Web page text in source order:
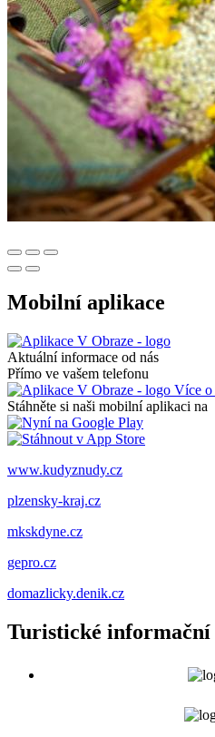
Mobilní aplikace
Aktuální informace od nás
Přímo ve vašem telefonu
Více o
Stáhněte si naši mobilní aplikaci na
www.kudyznudy.cz
plzensky-kraj.cz
mkskdyne.cz
gepro.cz
domazlicky.denik.cz
Turistické informační